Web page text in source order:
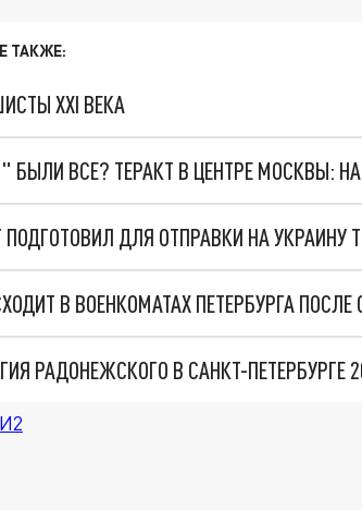
ТАКЖЕ:
XXI ВЕКА
БЫЛИ ВСЕ? ТЕРАКТ В ЦЕНТРЕ МОСКВЫ: